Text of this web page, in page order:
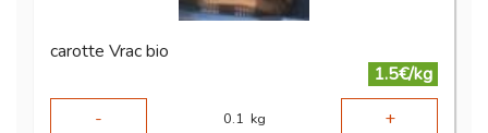
carotte Vrac bio
1.5€/kg
-
0.1 kg +